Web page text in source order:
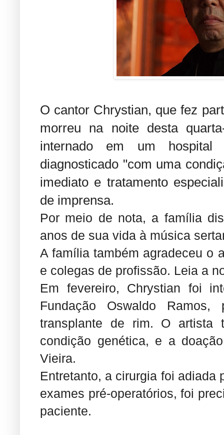
O cantor Chrystian, que fez
morreu na noite desta
internado em um
diagnosticado "com uma
imediato e tratamento
de imprensa.
Por meio de nota, a família
anos de sua vida à música
A família também agradeceu o
e colegas de profissão. Leia a
Em fevereiro, Chrystian foi
Fundação Oswaldo
transplante de rim. O artista
condição genética, e a
Vieira.
Entretanto, a cirurgia foi adiada
exames pré-operatórios, foi
paciente.